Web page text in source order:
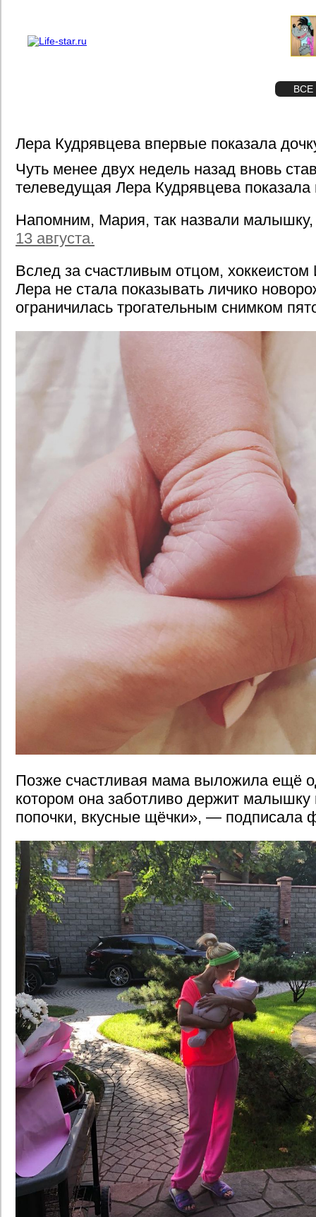
ВСЕ
Лера Кудрявцева впервые показала
Чуть менее двух недель назад вновь
телеведущая Лера Кудрявцева показала
Напомним, Мария, так назвали
13 августа.
Вслед за счастливым отцом,
Лера не стала показывать личико
ограничилась трогательным снимком
Позже счастливая мама выложила ещё
котором она заботливо держит малышку
попочки, вкусные щёчки», — подписала